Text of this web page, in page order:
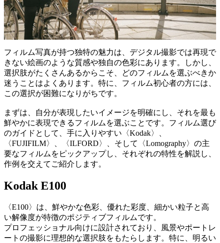
フィルム写真が持つ独特の魅力は、デジタル撮影では再現で
きない絵画のような質感や独自の色彩にあります。しかし、
選択肢がたくさんあるからこそ、どのフィルムを選ぶべきか
迷うことはよくあります。特に、フィルム初心者の方には、
この選択が困難になりがちです。
まずは、自分が表現したいイメージを明確にし、それを最も
鮮やかに表現できるフィルムを選ぶことです。フィルム選び
のガイドとして、手に入りやすい〈Kodak〉、
〈FUJIFILM〉、〈ILFORD〉、そして〈Lomography〉の主
要なフィルムをピックアップし、それぞれの特性を解説し、
作例を交えてご紹介します。
Kodak E100
〈E100〉は、鮮やかな色彩、優れた彩度、細かい粒子と高
い解像度が特徴のポジティブフィルムです。
プロフェッショナル向けに設計されており、風景やポートレ
ートの撮影に理想的な選択肢をもたらします。特に、明るい